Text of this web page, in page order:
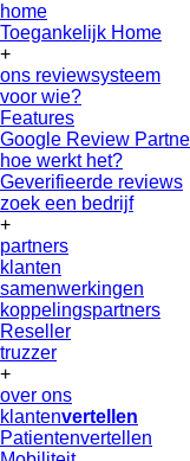
home
Toegankelijk Home
+
ons reviewsysteem
voor wie?
Features
Google Review
hoe werkt het?
Geverifieerde reviews
zoek een bedrijf
+
partners
klanten
samenwerkingen
koppelingspartners
Reseller
truzzer
+
over ons
klantenvertellen
Patientenvertellen